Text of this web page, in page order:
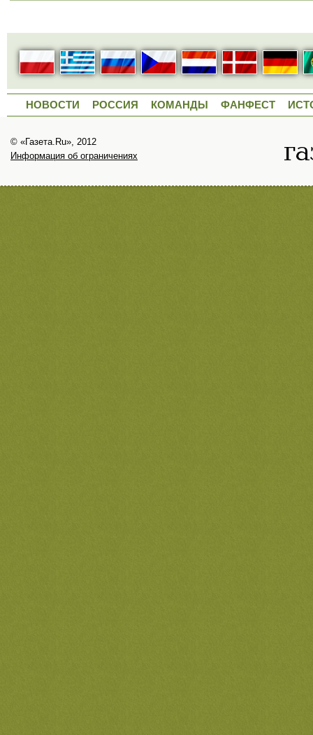
НОВОСТИ РОССИЯ КОМАНДЫ ФАНФЕСТ
© «Газета.Ru», 2012
Информация об ограничениях